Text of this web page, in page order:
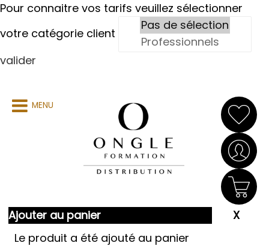
Pour connaitre vos tarifs veuillez sélectionner
votre catégorie client
valider
MENU
Ajouter au panier
Le produit a été ajouté au panier